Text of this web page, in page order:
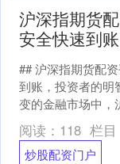
沪深指期货
安全快速到账
## 沪深指期货配
到账，投资者的明
变的金融市场中，
流动性和杠杆效应
产增值的投资者。
阅读： 118 栏目
炒股配资门户